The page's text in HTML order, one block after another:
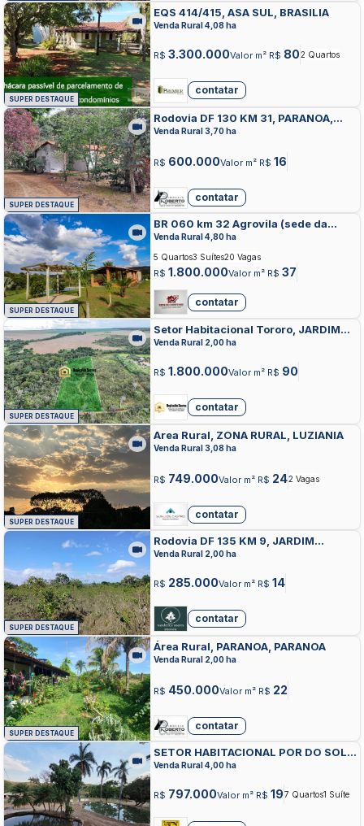
SUPER DESTAQUE
EQS 414/415, ASA SUL, BRASILIA
Venda Rural 4,08 ha
R$ 3.300.000Valor m² R$ 802 Quartos
contatar
SUPER DESTAQUE
Rodovia DF 130 KM 31, PARANOA,
PARANOA
Venda Rural 3,70 ha
R$ 600.000Valor m² R$ 16
contatar
SUPER DESTAQUE
BR 060 km 32 Agrovila (sede da
ACEL), ENGENHO DAS LAGES, GAMA
Venda Rural 4,80 ha
R$ 1.800.000Valor m² R$ 37
5 Quartos3 Suítes20 Vagas
contatar
SUPER DESTAQUE
Setor Habitacional Tororo, JARDIM
BOTANICO, BRASILIA
Venda Rural 2,00 ha
R$ 1.800.000Valor m² R$ 90
contatar
SUPER DESTAQUE
Area Rural, ZONA RURAL, LUZIANIA
Venda Rural 3,08 ha
R$ 749.000Valor m² R$ 242 Vagas
contatar
SUPER DESTAQUE
Rodovia DF 135 KM 9, JARDIM
BOTANICO, BRASILIA
Venda Rural 2,00 ha
R$ 285.000Valor m² R$ 14
contatar
SUPER DESTAQUE
Área Rural, PARANOA, PARANOA
Venda Rural 2,00 ha
R$ 450.000Valor m² R$ 22
contatar
SETOR HABITACIONAL POR DO SOL,
CEILANDIA NORTE, CEILANDIA
Venda Rural 4,00 ha
R$ 797.000Valor m² R$ 197 Quartos1 Suíte